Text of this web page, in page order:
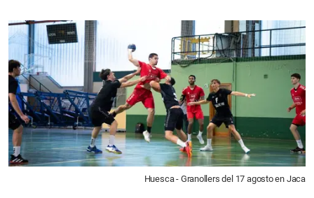
Huesca - Granollers del 17 agosto en Jaca